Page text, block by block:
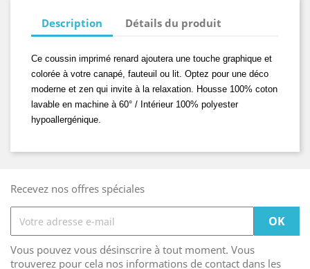
Description Détails du produit
Ce coussin imprimé renard ajoutera une touche graphique et
colorée à votre canapé, fauteuil ou lit. Optez pour une déco
moderne et zen qui invite à la relaxation. Housse 100% coton
lavable en machine à 60° / Intérieur 100% polyester
hypoallergénique.
Recevez nos offres spéciales
Vous pouvez vous désinscrire à tout moment. Vous
trouverez pour cela nos informations de contact dans les